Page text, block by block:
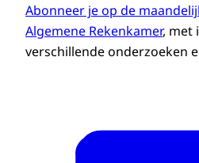
Abonneer je op de
Algemene Rekenkamer, met
verschillende onderzoeken